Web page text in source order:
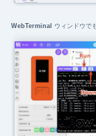
WebTerminal ウィンドウで